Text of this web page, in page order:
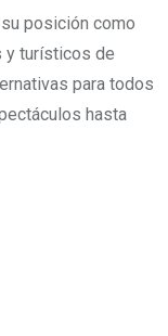
posición como
y turísticos de
para todos
hasta